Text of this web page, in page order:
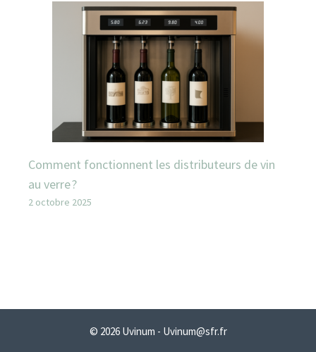
Comment fonctionnent les distributeurs de vin
au verre ?
2 octobre 2025
© 2026 Uvinum - Uvinum@sfr.fr